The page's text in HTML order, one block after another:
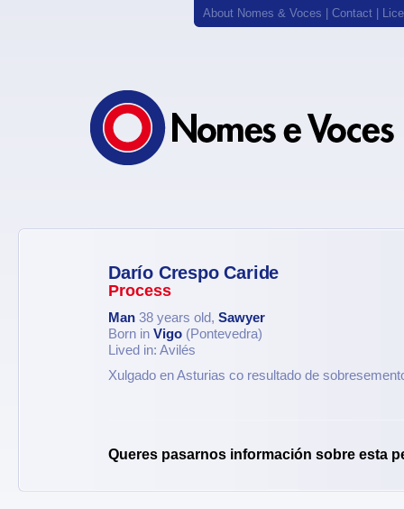
About Nomes & Voces Contact
Darío Crespo Caride
Process
Man 38 years old, Sawyer
Born in Vigo (Pontevedra)
Lived in: Avilés
Xulgado en Asturias co resultado de
Queres pasarnos información sobre esta